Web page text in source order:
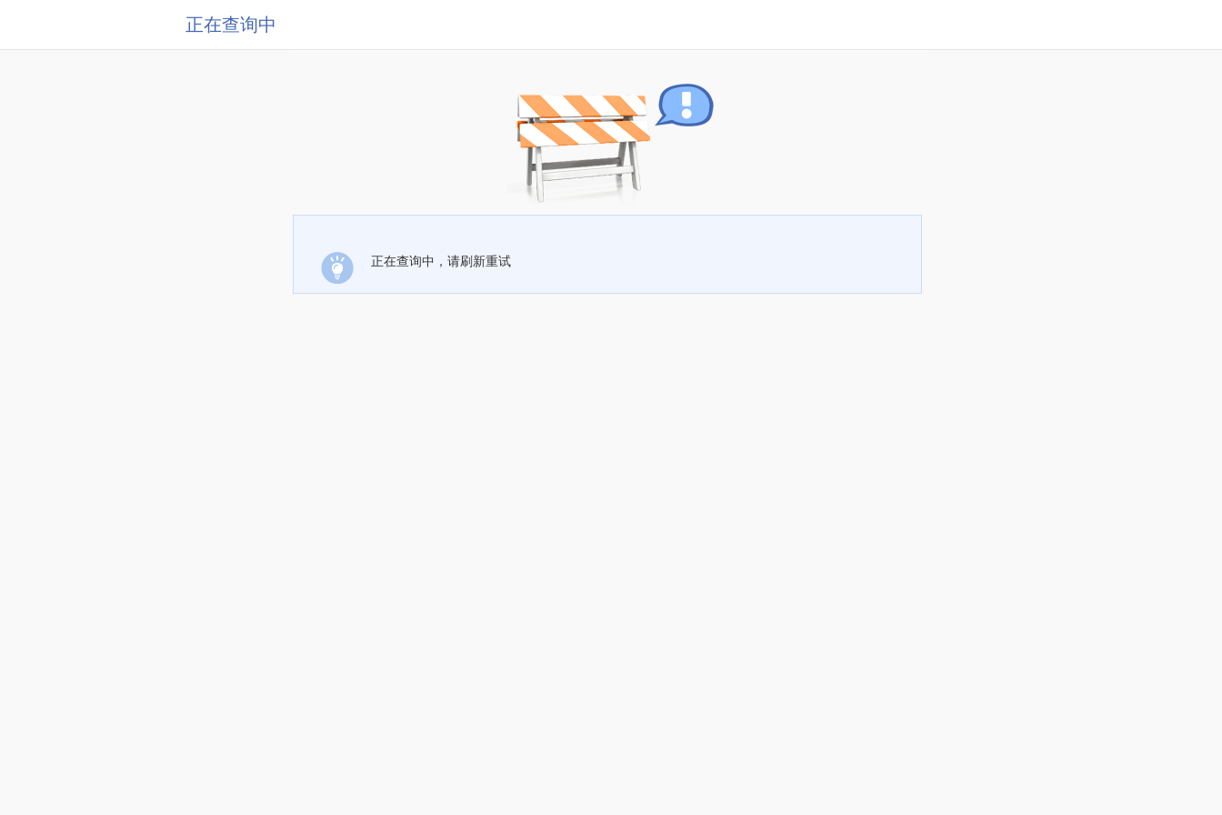
正在查询中
正在查询中，请刷新重试